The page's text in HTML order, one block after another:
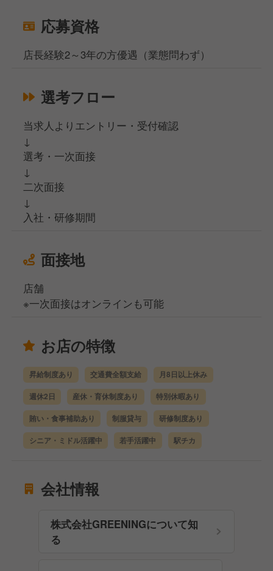
応募資格
店長経験2～3年の方優遇（業態問わず）
選考フロー
当求人よりエントリー・受付確認
↓
選考・一次面接
↓
二次面接
↓
入社・研修期間
面接地
店舗
※一次面接はオンラインも可能
お店の特徴
昇給制度あり 交通費全額支給 月8日以上休み
週休2日 産休・育休制度あり 特別休暇あり
賄い・食事補助あり 制服貸与 研修制度あり
シニア・ミドル活躍中 若手活躍中 駅チカ
会社情報
株式会社GREENINGについて知
る